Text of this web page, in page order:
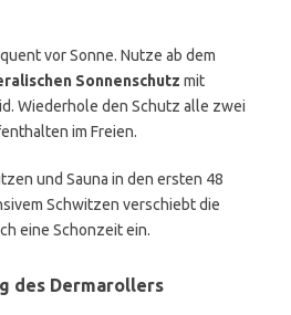
vor Sonne. Nutze ab dem
Sonnenschutz mit
Wiederhole den Schutz alle zwei
im Freien.
und Sauna in den ersten 48
Schwitzen verschiebt die
eine Schonzeit ein.
des Dermarollers